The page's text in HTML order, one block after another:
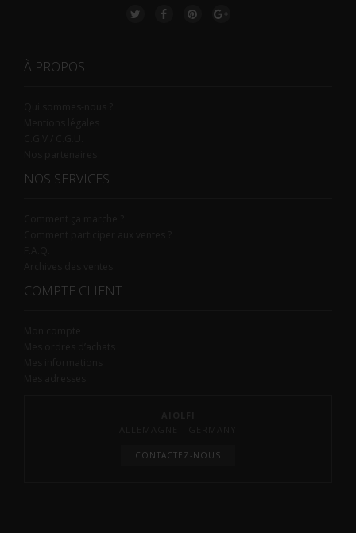
À PROPOS
NOS SERVICES
COMPTE CLIENT
CONTACTEZ-NOUS